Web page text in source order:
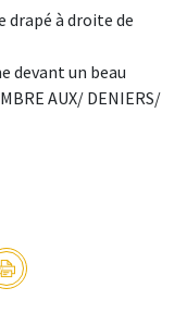
drapé à droite de
devant un beau
AUX/ DENIERS/